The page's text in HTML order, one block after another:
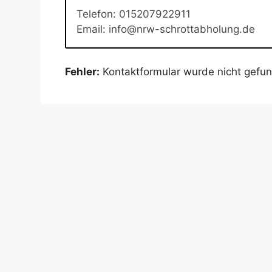
Telefon: 015207922911
Email: info@nrw-schrottabholung.de
Fehler: Kontaktformular wurde nicht